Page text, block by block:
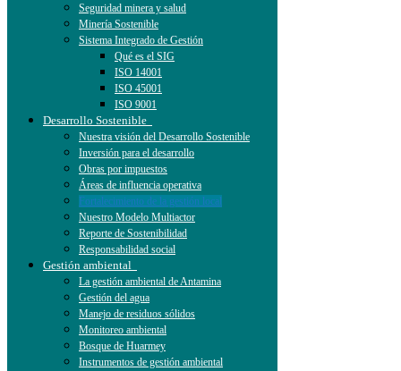
Seguridad minera y salud
Minería Sostenible
Sistema Integrado de Gestión
Qué es el SIG
ISO 14001
ISO 45001
ISO 9001
Desarrollo Sostenible
Nuestra visión del Desarrollo Sostenible
Inversión para el desarrollo
Obras por impuestos
Áreas de influencia operativa
Fortalecimiento de la gestión local
Nuestro Modelo Multiactor
Reporte de Sostenibilidad
Responsabilidad social
Gestión ambiental
La gestión ambiental de Antamina
Gestión del agua
Manejo de residuos sólidos
Monitoreo ambiental
Bosque de Huarmey
Instrumentos de gestión ambiental